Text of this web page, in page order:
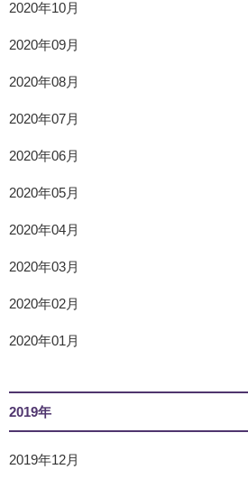
2020年10月
2020年09月
2020年08月
2020年07月
2020年06月
2020年05月
2020年04月
2020年03月
2020年02月
2020年01月
2019年
2019年12月